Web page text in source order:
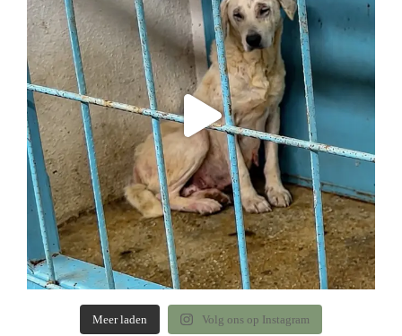
Meer laden Volg ons op Instagram